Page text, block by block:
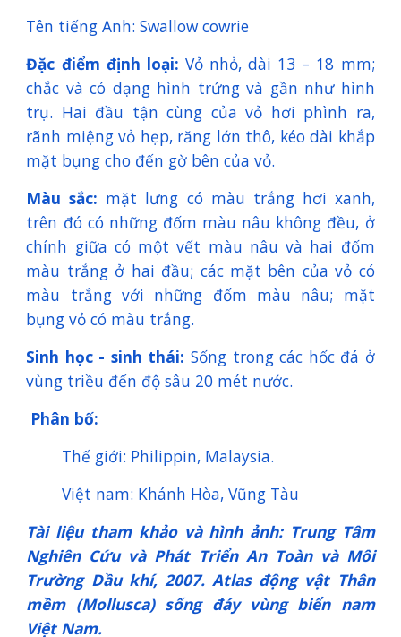
Tên tiếng Anh: Swallow cowrie
Đặc điểm định loại: Vỏ nhỏ, dài 13 – 18 mm;
chắc và có dạng hình trứng và gần như hình
trụ. Hai đầu tận cùng của vỏ hơi phình ra,
rãnh miệng vỏ hẹp, răng lớn thô, kéo dài khắp
mặt bụng cho đến gờ bên của vỏ.
Màu sắc: mặt lưng có màu trắng hơi xanh,
trên đó có những đốm màu nâu không đều, ở
chính giữa có một vết màu nâu và hai đốm
màu trắng ở hai đầu; các mặt bên của vỏ có
màu trắng với những đốm màu nâu; mặt
bụng vỏ có màu trắng.
Sinh học - sinh thái: Sống trong các hốc đá ở
vùng triều đến độ sâu 20 mét nước.
Phân bố:
Thế giới: Philippin, Malaysia.
Việt nam: Khánh Hòa, Vũng Tàu
Tài liệu tham khảo và hình ảnh: Trung Tâm
Nghiên Cứu và Phát Triển An Toàn và Môi
Trường Dầu khí, 2007. Atlas động vật Thân
mềm (Mollusca) sống đáy vùng biển nam
Việt Nam.